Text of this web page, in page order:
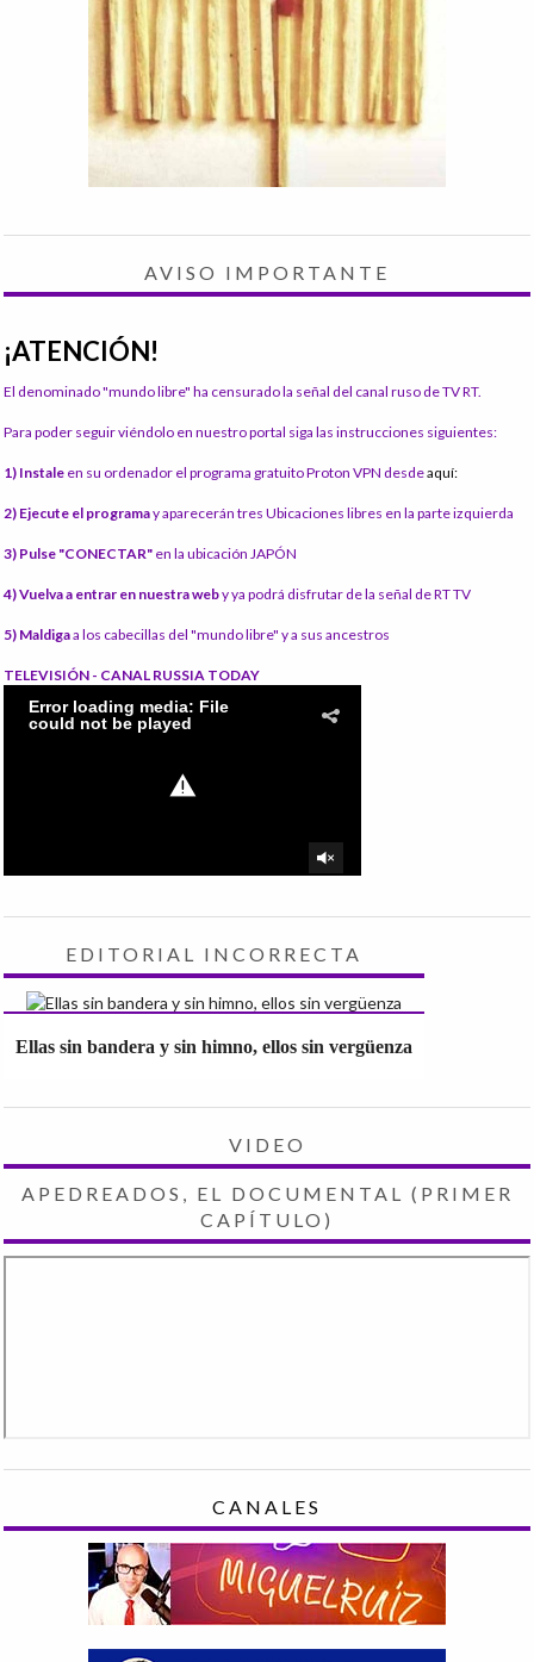
AVISO IMPORTANTE
¡ATENCIÓN!
El denominado "mundo libre" ha censurado la señal del canal ruso de TV RT.
Para poder seguir viéndolo en nuestro portal siga las instrucciones siguientes:
1) Instale en su ordenador el programa gratuito Proton VPN desdeaquí:
2) Ejecute el programay aparecerán tres Ubicaciones libres en la parte izquierda
3) Pulse "CONECTAR" en la ubicación JAPÓN
4) Vuelva a entrar en nuestra weby ya podrá disfrutar de la señal de RT TV
5) Maldigaa los cabecillas del "mundo libre" y a sus ancestros
TELEVISIÓN - CANAL RUSSIA TODAY
EDITORIAL INCORRECTA
Ellas sin bandera y sin himno, ellos sin vergüenza
VIDEO
APEDREADOS, EL DOCUMENTAL (PRIMER
CAPÍTULO)
CANALES